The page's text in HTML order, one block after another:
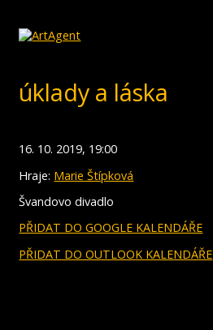
úklady a láska
16. 10. 2019, 19:00
Hraje: Marie Štípková
Švandovo divadlo
PŘIDAT DO GOOGLE KALENDÁŘE
PŘIDAT DO OUTLOOK KALENDÁŘE